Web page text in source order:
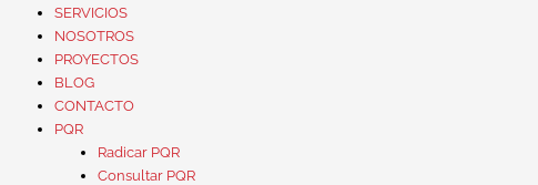
SERVICIOS
NOSOTROS
PROYECTOS
BLOG
CONTACTO
PQR
Radicar PQR
Consultar PQR